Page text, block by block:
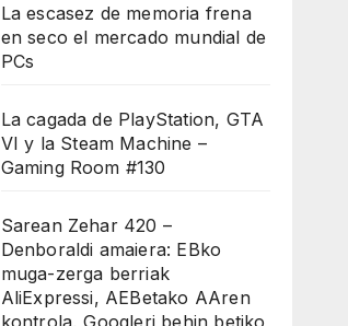
La escasez de memoria frena
en seco el mercado mundial de
PCs
La cagada de PlayStation, GTA
VI y la Steam Machine –
Gaming Room #130
Sarean Zehar 420 –
Denboraldi amaiera: EBko
muga-zerga berriak
AliExpressi, AEBetako AAren
kontrola, Googleri behin betiko